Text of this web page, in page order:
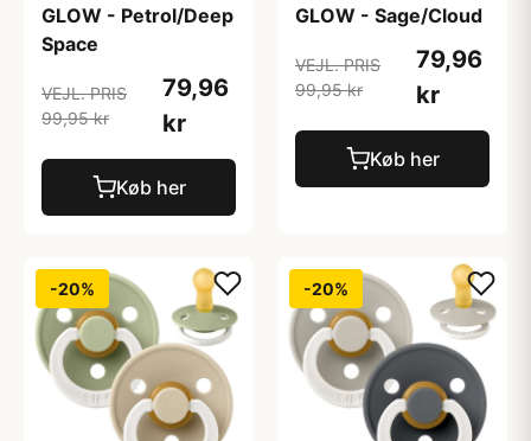
GLOW - Petrol/Deep
Space
VEJL. PRIS
99,95 kr
79,96
kr
Køb her
GLOW - Sage/Cloud
VEJL. PRIS
99,95 kr
79,96
kr
Køb her
-20% -20%